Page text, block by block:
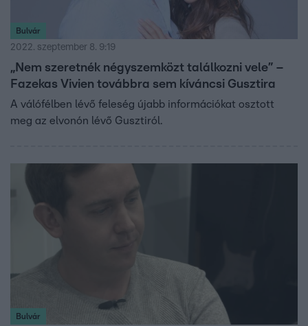
Bulvár
2022. szeptember 8. 9:19
„Nem szeretnék négyszemközt találkozni vele” –
Fazekas Vivien továbbra sem kíváncsi Gusztira
A válófélben lévő feleség újabb információkat osztott
meg az elvonón lévő Gusztiról.
Bulvár